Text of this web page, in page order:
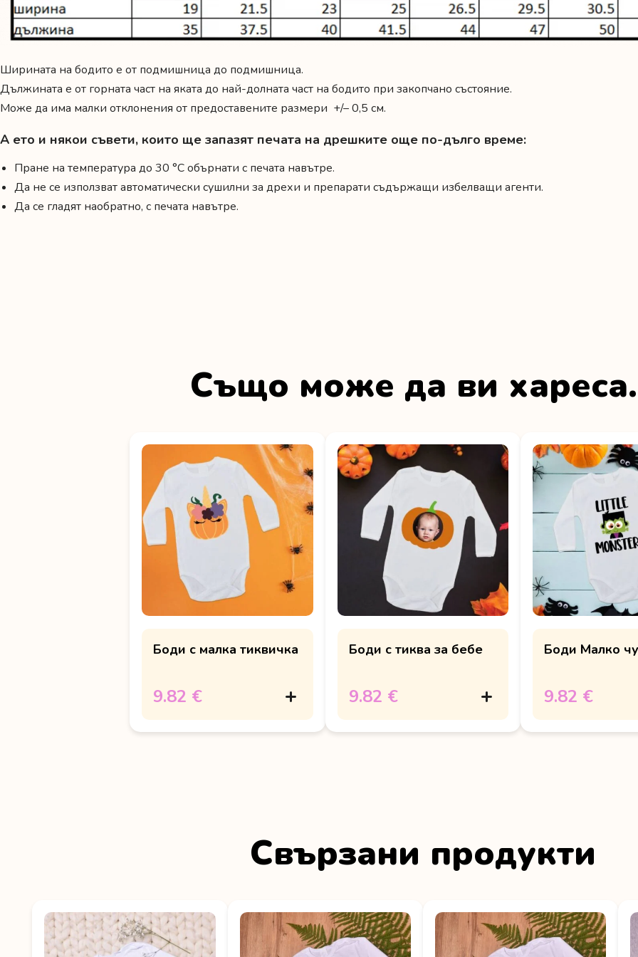
Ширината на бодито е от подмишница до подмишница.
Дължината е от горната част на яката до най-долната част на бодито при закопчано състояние.
Може да има малки отклонения от предоставените размери +/– 0,5 см.
А ето и някои съвети, които ще запазят печата на дрешките още по-дълго време:
Пране на температура до 30 °C обърнати с печата навътре.
Да не се използват автоматически сушилни за дрехи и препарати съдържащи избелващи агенти.
Да се гладят наобратно, с печата навътре.
Също може да ви
Боди с малка тиквичка
9.82 €
Боди с тиква за бебе
9.82 €
Боди Малко
9.82 €
Свързани продукти